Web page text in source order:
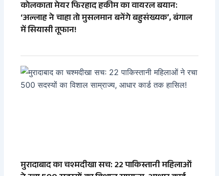
कोलकाता मेयर फिरहाद हकीम का वायरल बयान:
‘अल्लाह ने चाहा तो मुसलमान बनेंगे बहुसंख्यक’, बंगाल
में सियासी तूफान!
मुरादाबाद का चश्मदीखा सच: 22 पाकिस्तानी महिलाओं